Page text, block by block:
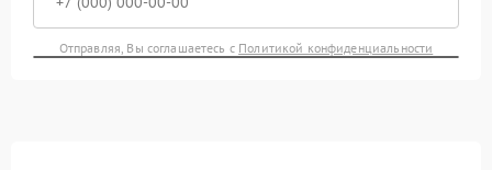
Отправляя, Вы соглашаетесь с Политикой конфиденциальности